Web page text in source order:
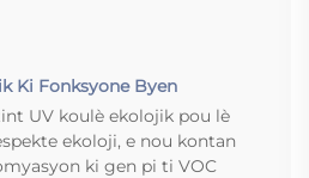
Ki Fonksyone Byen
UV koulè ekolojik pou lè
ekoloji, e nou kontan
ki gen pi ti VOC